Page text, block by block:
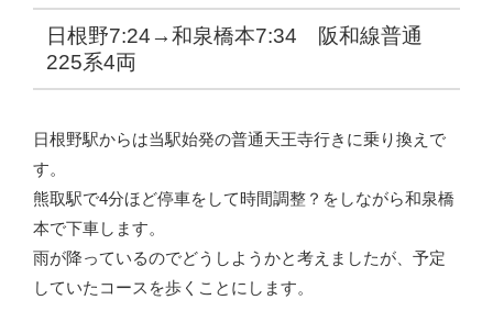
日根野7:24→和泉橋本7:34 阪和線普通
225系4両
日根野駅からは当駅始発の普通天王寺行きに乗り換えで
す。
熊取駅で4分ほど停車をして時間調整？をしながら和泉橋
本で下車します。
雨が降っているのでどうしようかと考えましたが、予定
していたコースを歩くことにします。